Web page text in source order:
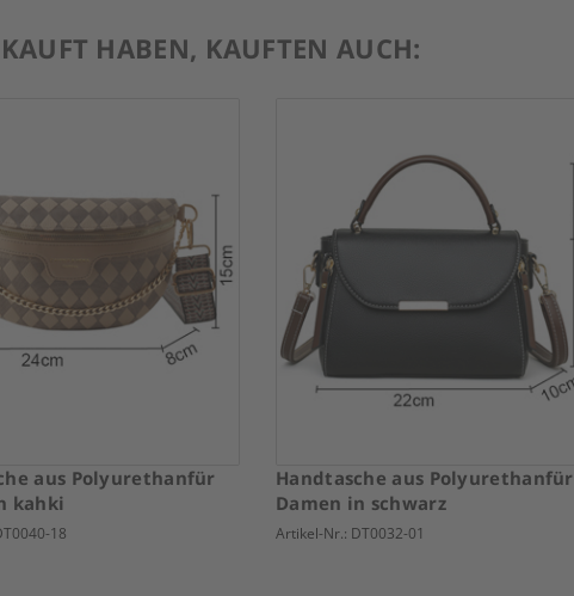
HABEN, KAUFTEN AUCH:
aus Polyurethanfür
kahki
18
Handtasche aus Polyurethanfür
Damen in schwarz
Artikel-Nr.: DT0032-01